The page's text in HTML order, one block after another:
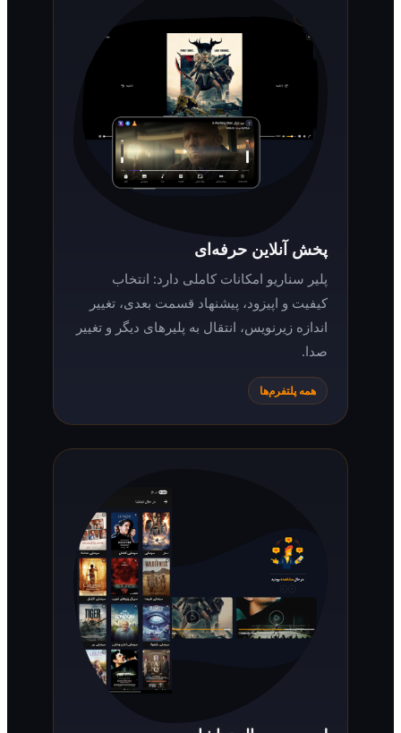
پخش آنلاین حرفه‌ای
پلیر سناریو امکانات کاملی دارد: انتخاب
کیفیت و اپیزود، پیشنهاد قسمت بعدی، تغییر
اندازه زیرنویس، انتقال به پلیرهای دیگر و تغییر
همه پلتفرم‌ها